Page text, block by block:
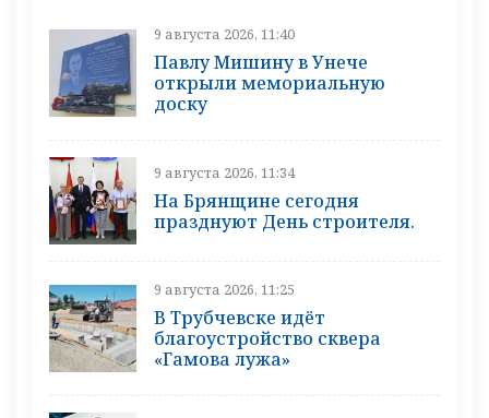
9 августа 2026, 11:40
Павлу Мишину в Унече
открыли мемориальную
доску
9 августа 2026, 11:34
На Брянщине сегодня
празднуют День строителя.
9 августа 2026, 11:25
В Трубчевске идёт
благоустройство сквера
«Гамова лужа»